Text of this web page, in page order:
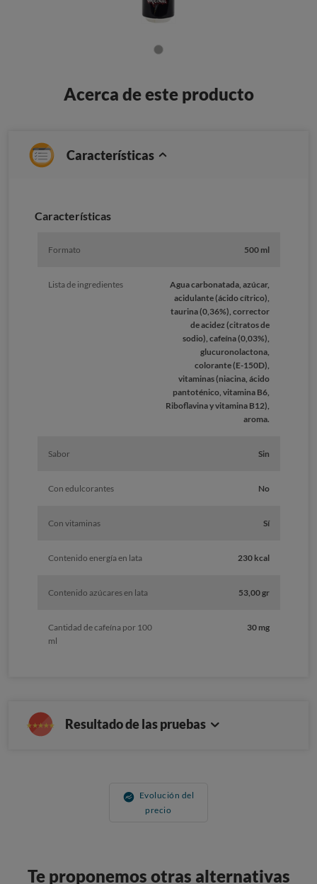
Acerca de este producto
Características
Caracterí­sticas
Formato 500 ml
Lista de ingredientes
Agua carbonatada, azúcar,
acidulante (ácido cítrico),
taurina (0,36%), corrector
de acidez (citratos de
sodio), cafeína (0,03%),
glucuronolactona,
colorante (E-150D),
vitaminas (niacina, ácido
pantoténico, vitamina B6,
Riboflavina y vitamina B12),
aroma.
Sabor Sin
Con edulcorantes No
Con vitaminas Sí
Contenido energía en lata 230 kcal
Contenido azúcares en lata 53,00 gr
Cantidad de cafeína por 100
ml
30 mg
Resultado de las pruebas
Evolución del
precio
Te proponemos otras alternativas